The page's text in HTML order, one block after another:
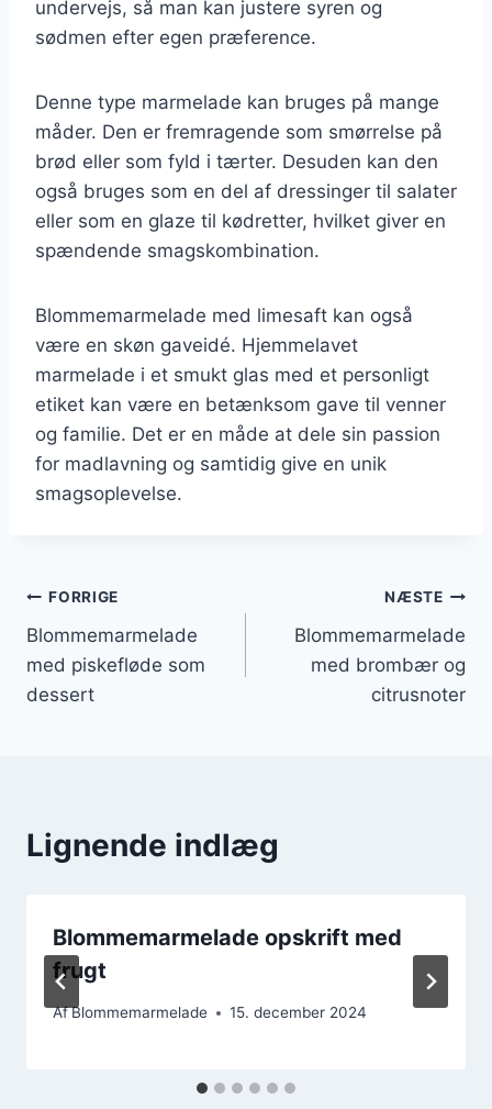
undervejs, så man kan justere syren og
sødmen efter egen præference.
Denne type marmelade kan bruges på mange
måder. Den er fremragende som smørrelse på
brød eller som fyld i tærter. Desuden kan den
også bruges som en del af dressinger til salater
eller som en glaze til kødretter, hvilket giver en
spændende smagskombination.
Blommemarmelade med limesaft kan også
være en skøn gaveidé. Hjemmelavet
marmelade i et smukt glas med et personligt
etiket kan være en betænksom gave til venner
og familie. Det er en måde at dele sin passion
for madlavning og samtidig give en unik
smagsoplevelse.
Indlægsnavigation
FORRIGE
Blommemarmelade
med piskefløde som
dessert
NÆSTE
Blommemarmelade
med brombær og
citrusnoter
Lignende indlæg
Blommemarmelade opskrift med
frugt
AfBlommemarmelade 15. december 2024